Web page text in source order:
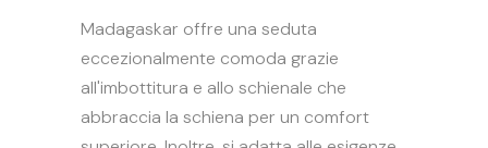
Madagaskar offre una seduta
eccezionalmente comoda grazie
all'imbottitura e allo schienale che
abbraccia la schiena per un comfort